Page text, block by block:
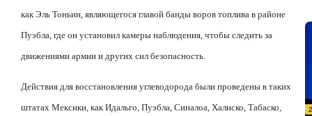
как Эль Тоньин, являющегося главой банды воров топлива в районе
Пуэбла, где он установил камеры наблюдения, чтобы следить за
движениями армии и других сил безопасность.
Действия для восстановления углеводорода были проведены в таких
штатах Мексики, как Идальго, Пуэбла, Синалоа, Халиско, Табаско,